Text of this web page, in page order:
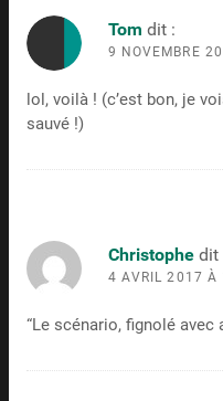
Tom dit :
9 NOVEMBRE
lol, voilà ! (c’est bon, je
sauvé !)
Christophe dit
4 AVRIL 2017 À
“Le scénario, fignolé avec